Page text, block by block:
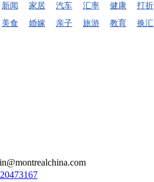
新闻 家居 汽车 汇率 健康
打折
美食
婚嫁 亲子 旅游 教育 换汇